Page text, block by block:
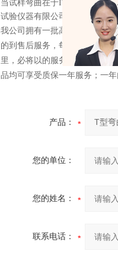
当试样弯曲在于IT时，弯曲面
试验仪器有限公司时，两只手
我公司拥有一批高精度的加工
的到售后服务，每一个环节都
里，必将以的服务，为您提供
品均可享受质保一年服务；一
产品：
您的单位：
您的姓名：
联系电话：